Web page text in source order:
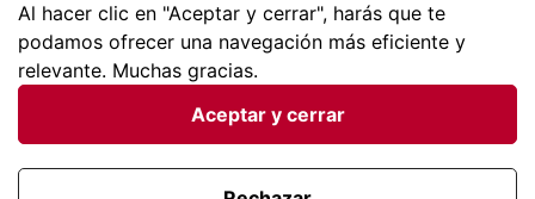
Condiciones generales |Privacidad de datos | Política
Al hacer clic en "Aceptar y cerrar", harás que te
podamos ofrecer una navegación más eficiente y
relevante. Muchas gracias.
Aceptar y cerrar